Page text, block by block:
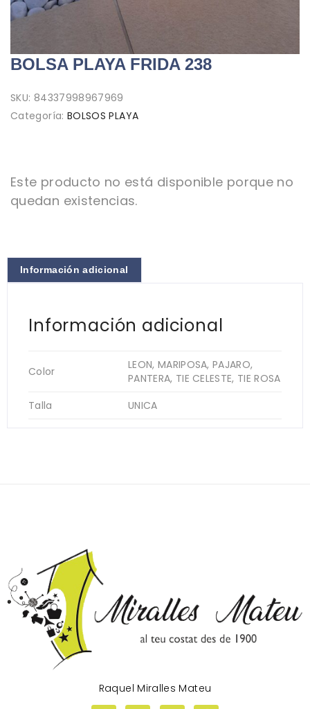
BOLSA PLAYA FRIDA 238
SKU: 84337998967969
Categoría: BOLSOS PLAYA
Este producto no está disponible porque no
quedan existencias.
Información adicional
Información adicional
Color
LEON, MARIPOSA, PAJARO,
PANTERA, TIE CELESTE, TIE ROSA
Talla
UNICA
Raquel Miralles Mateu